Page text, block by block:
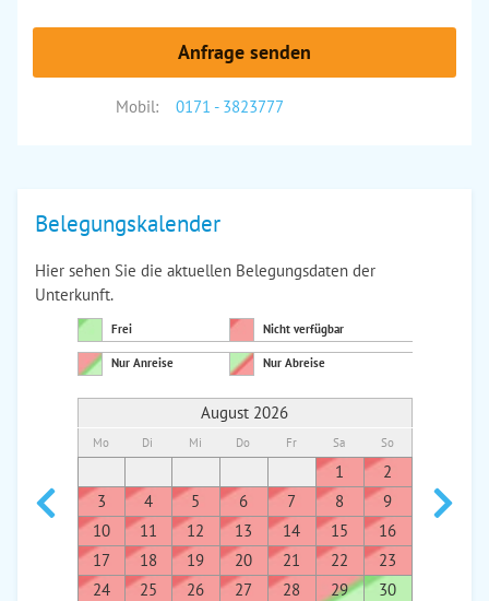
Anfrage senden
Mobil: 0171 - 3823777
Belegungskalender
Hier sehen Sie die aktuellen Belegungsdaten der
Unterkunft.
Frei Nicht verfügbar
Nur Anreise Nur Abreise
August 2026
Mo Di Mi Do Fr Sa So
1
2
3
4 5 6 7 8
9
10
11 12 13 14 15
16
17
18 19 20 21 22
23
24
25 26 27 28 29
30
7